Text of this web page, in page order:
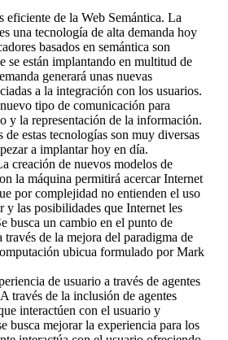
eficiente de la Web Semántica. La
una tecnología de alta demanda hoy
basados en semántica son
se están implantando en multitud de
generará unas nuevas
a la integración con los usuarios.
tipo de comunicación para
y la representación de la información.
de estas tecnologías son muy diversas
a implantar hoy en día.
creación de nuevos modelos de
la máquina permitirá acercar Internet
por complejidad no entienden el uso
y las posibilidades que Internet les
busca un cambio en el punto de
través de la mejora del paradigma de
ubicua formulado por Mark
de usuario a través de agentes
través de la inclusión de agentes
interactúen con el usuario y
busca mejorar la experiencia para los